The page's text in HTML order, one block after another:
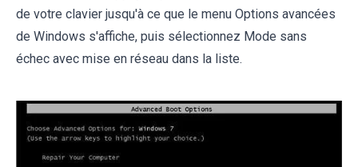
de votre clavier jusqu'à ce que le menu Options avancées
de Windows s'affiche, puis sélectionnez Mode sans
échec avec mise en réseau dans la liste.